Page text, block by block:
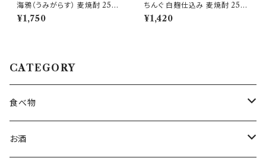
海鴉（うみがらす） 麦焼酎 25度
720ml【株式会社壱岐の華】
¥1,750
ちんぐ 白麹仕込み 麦焼酎 25度
720ml【重家酒造】
¥1,420
CATEGORY
食べ物
うに
お酒